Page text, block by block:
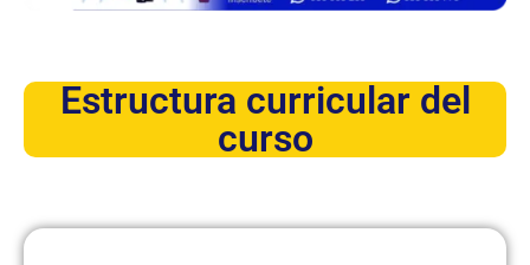
Estructura curricular del
curso